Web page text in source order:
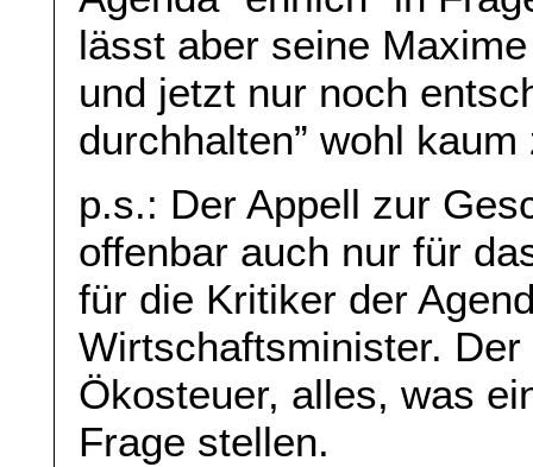
lässt aber seine
und jetzt nur noch
durchhalten” wohl kaum
p.s.: Der Appell zur
offenbar auch nur für
für die Kritiker der
Wirtschaftsminister.
Ökosteuer, alles, was
Frage stellen.